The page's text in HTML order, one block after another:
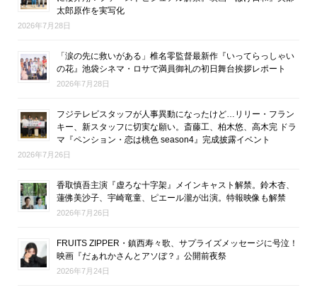
太郎原作を実写化
2026年7月28日
「涙の先に救いがある」椎名零監督最新作『いってらっしゃい
の花』池袋シネマ・ロサで満員御礼の初日舞台挨拶レポート
2026年7月28日
フジテレビスタッフが人事異動になったけど…リリー・フラン
キー、新スタッフに切実な願い。斎藤工、柏木悠、高木完 ドラ
マ『ペンション・恋は桃色 season4』完成披露イベント
2026年7月26日
香取慎吾主演『虚ろな十字架』メインキャスト解禁。鈴木杏、
蓮佛美沙子、宇崎竜童、ピエール瀧が出演。特報映像も解禁
2026年7月26日
FRUITS ZIPPER・鎮西寿々歌、サプライズメッセージに号泣！
映画『だぁれかさんとアソぼ？』公開前夜祭
2026年7月24日